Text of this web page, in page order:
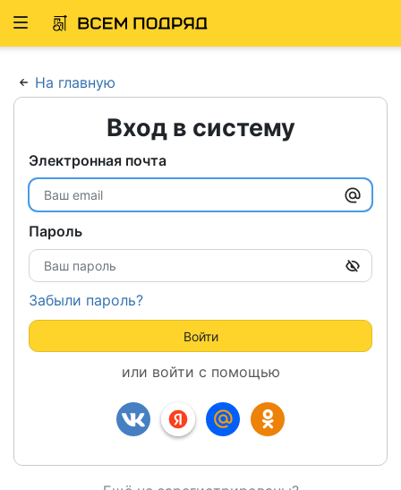
Развернуть
На главную
Вход в систему
Электронная почта
Пароль
Забыли пароль?
Войти
или войти с помощью